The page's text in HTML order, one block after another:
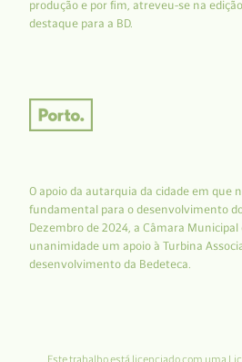
produção e por fim, atreveu-se na
destaque para a BD.
O apoio da autarquia da cidade em que
fundamental para o desenvolvimento
Dezembro de 2024, a Câmara
unanimidade um apoio à Turbina
desenvolvimento da Bedeteca.